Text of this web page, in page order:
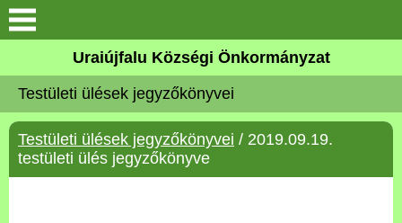
Köszöntő
Elérhetőségek
Uraiújfalu
Uraiújfalu Községi Önkormányzat
Testületi ülések jegyzőkönyvei
Testületi ülések jegyzőkönyvei / 2019.09.19.
testületi ülés jegyzőkönyve